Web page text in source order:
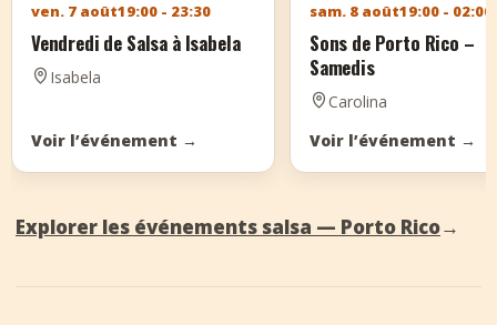
ven. 7 août19:00 - 23:30
Vendredi de Salsa à Isabela
Isabela
Voir l’événement →
sam. 8 août19:00 - 02:00
Sons de Porto Rico –
Samedis
Carolina
Voir l’événement →
Explorer les événements salsa — Porto Rico→